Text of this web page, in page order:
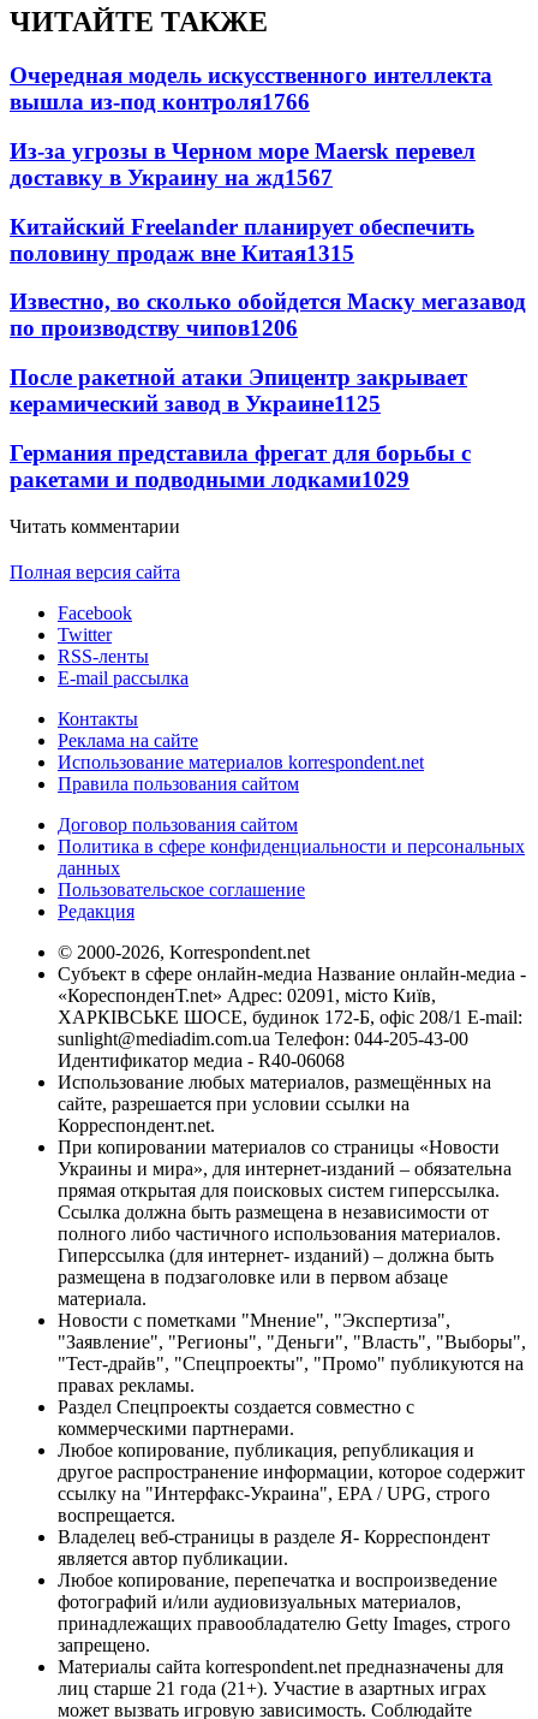
ЧИТАЙТЕ ТАКЖЕ
Очередная модель искусственного интеллекта
вышла из-под контроля1766
Из-за угрозы в Черном море Maersk перевел
доставку в Украину на жд1567
Китайский Freelander планирует обеспечить
половину продаж вне Китая1315
Известно, во сколько обойдется Маску мегазавод
по производству чипов1206
После ракетной атаки Эпицентр закрывает
керамический завод в Украине1125
Германия представила фрегат для борьбы с
ракетами и подводными лодками1029
Читать комментарии
Полная версия сайта
Facebook
Twitter
RSS-ленты
E-mail рассылка
Контакты
Реклама на сайте
Использование материалов korrespondent.net
Правила пользования сайтом
Договор пользования сайтом
Политика в сфере конфиденциальности и персональных
данных
Пользовательское соглашение
Редакция
© 2000-2026, Korrespondent.net
Субъект в сфере онлайн-медиа Название онлайн-медиа -
«КореспонденТ.net» Адрес: 02091, місто Київ,
ХАРКІВСЬКЕ ШОСЕ, будинок 172-Б, офіс 208/1 E-mail:
sunlight@mediadim.com.ua Телефон: 044-205-43-00
Идентификатор медиа - R40-06068
Использование любых материалов, размещённых на
сайте, разрешается при условии ссылки на
Корреспондент.net.
При копировании материалов со страницы «Новости
Украины и мира», для интернет-изданий – обязательна
прямая открытая для поисковых систем гиперссылка.
Ссылка должна быть размещена в независимости от
полного либо частичного использования материалов.
Гиперссылка (для интернет- изданий) – должна быть
размещена в подзаголовке или в первом абзаце
материала.
Новости с пометками "Мнение", "Экспертиза",
"Заявление", "Регионы", "Деньги", "Власть", "Выборы",
"Тест-драйв", "Спецпроекты", "Промо" публикуются на
правах рекламы.
Раздел Спецпроекты создается совместно с
коммерческими партнерами.
Любое копирование, публикация, републикация и
другое распространение информации, которое содержит
ссылку на "Интерфакс-Украина", EPA / UPG, строго
воспрещается.
Владелец веб-страницы в разделе Я- Корреспондент
является автор публикации.
Любое копирование, перепечатка и воспроизведение
фотографий и/или аудиовизуальных материалов,
принадлежащих правообладателю Getty Images, строго
запрещено.
Материалы сайта korrespondent.net предназначены для
лиц старше 21 года (21+). Участие в азартных играх
может вызвать игровую зависимость. Соблюдайте